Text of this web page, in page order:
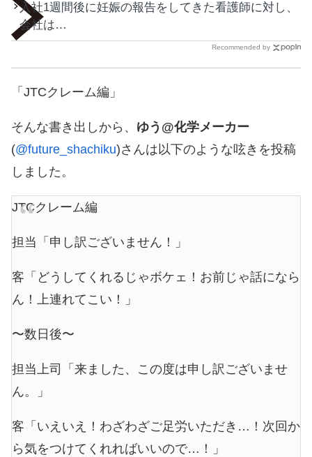
入社1週間後に妊娠の報告をしてきた看護師に対し、
会社は…
Recommended by
「JTCクレーム編」
そんな書き出しから、 ゆう@化学メーカー
(@future_shachiku)さんは以下のような呟きを投稿
しました。
JTCクレーム編
担当「申し訳ございません！」
客「どうしてくれるじゃボケェ！お前じゃ話になら
ん！上連れてこい！」
〜数日後〜
担当上司「来ました、この度は申し訳ございませ
ん。」
客「いえいえ！わざわざご足労いただき…！次回か
ら気をつけてくれればいいので…！」